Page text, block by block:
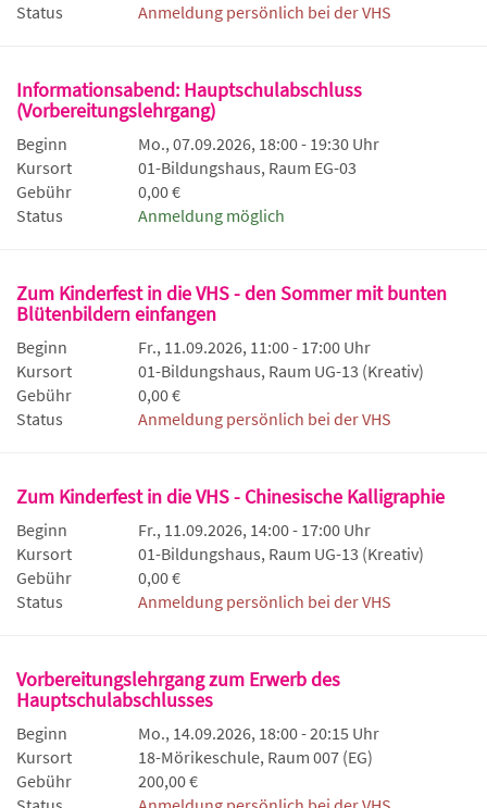
Status
Anmeldung persönlich bei der VHS
Informationsabend: Hauptschulabschluss
(Vorbereitungslehrgang)
Beginn
Mo., 07.09.2026, 18:00 - 19:30 Uhr
Kursort
01-Bildungshaus, Raum EG-03
Gebühr
0,00 €
Status
Anmeldung möglich
Zum Kinderfest in die VHS - den Sommer mit bunten
Blütenbildern einfangen
Beginn
Fr., 11.09.2026, 11:00 - 17:00 Uhr
Kursort
01-Bildungshaus, Raum UG-13 (Kreativ)
Gebühr
0,00 €
Status
Anmeldung persönlich bei der VHS
Zum Kinderfest in die VHS - Chinesische Kalligraphie
Beginn
Fr., 11.09.2026, 14:00 - 17:00 Uhr
Kursort
01-Bildungshaus, Raum UG-13 (Kreativ)
Gebühr
0,00 €
Status
Anmeldung persönlich bei der VHS
Vorbereitungslehrgang zum Erwerb des
Hauptschulabschlusses
Beginn
Mo., 14.09.2026, 18:00 - 20:15 Uhr
Kursort
18-Mörikeschule, Raum 007 (EG)
Gebühr
200,00 €